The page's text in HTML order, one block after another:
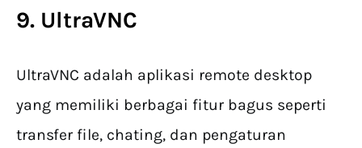
9. UltraVNC
UltraVNC adalah aplikasi remote desktop
yang memiliki berbagai fitur bagus seperti
transfer file, chating, dan pengaturan